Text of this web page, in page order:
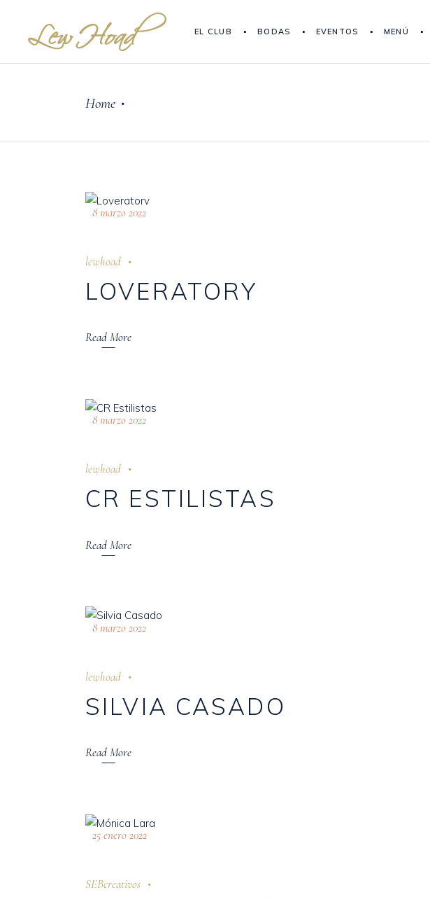
EL CLUB BODAS EVENTOS MENÚ
Home •
8 marzo 2022
lewhoad
LOVERATORY
Read More
8 marzo 2022
lewhoad
CR ESTILISTAS
Read More
8 marzo 2022
lewhoad
SILVIA CASADO
Read More
25 enero 2022
SEBcreativos